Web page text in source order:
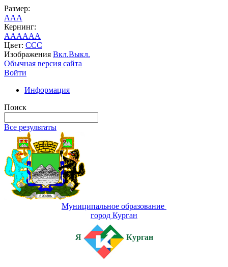
Размер:
AAA
Кернинг:
AAAAAA
Цвет: CCC
Изображения Вкл.Выкл.
Обычная версия сайта
Войти
Информация
Поиск
Все результаты
Муниципальное образование
город Курган
Я Курган